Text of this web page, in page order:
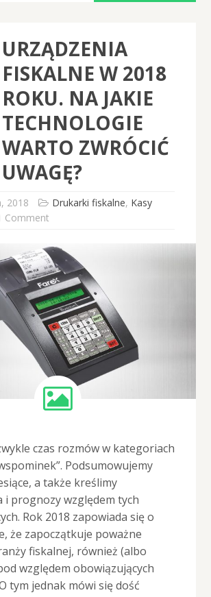
URZĄDZENIA
FISKALNE W 2018
ROKU. NA JAKIE
TECHNOLOGIE
WARTO ZWRÓCIĆ
UWAGĘ?
2018 Drukarki fiskalne, Kasy
Comment
czas rozmów w kategoriach
Podsumowujemy
a także kreślimy
i prognozy względem tych
Rok 2018 zapowiada się o
że zapoczątkuje poważne
fiskalnej, również (albo
względem obowiązujących
tym jednak mówi się dość